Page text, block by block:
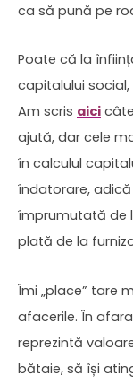
ca să pună pe
Poate că la
capitalului
Am scris aici
ajută, dar cele
în calculul
îndatorare,
împrumutată de
plată de la
Îmi „place” tare
afacerile. În
reprezintă
bătaie, să își